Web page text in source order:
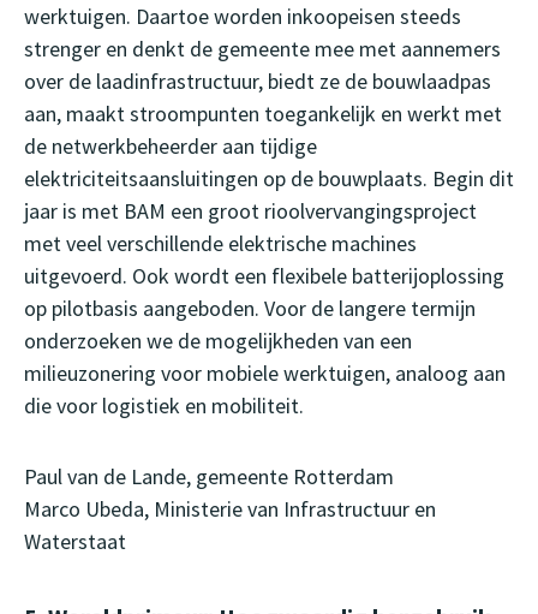
werktuigen. Daartoe worden inkoopeisen steeds
strenger en denkt de gemeente mee met aannemers
over de laadinfrastructuur, biedt ze de bouwlaadpas
aan, maakt stroompunten toegankelijk en werkt met
de netwerkbeheerder aan tijdige
elektriciteitsaansluitingen op de bouwplaats. Begin dit
jaar is met BAM een groot rioolvervangingsproject
met veel verschillende elektrische machines
uitgevoerd. Ook wordt een flexibele batterijoplossing
op pilotbasis aangeboden. Voor de langere termijn
onderzoeken we de mogelijkheden van een
milieuzonering voor mobiele werktuigen, analoog aan
die voor logistiek en mobiliteit.
Paul van de Lande, gemeente Rotterdam
Marco Ubeda, Ministerie van Infrastructuur en
Waterstaat